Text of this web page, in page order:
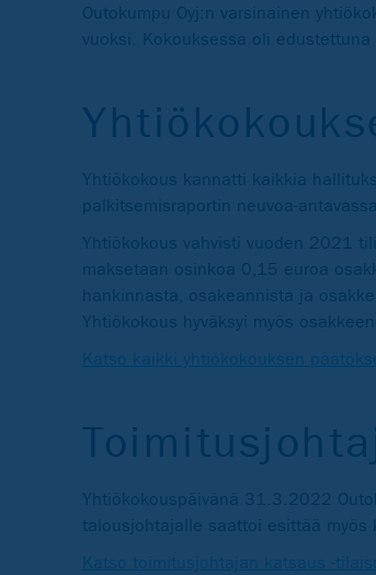
Outokumpu Oyj:n varsinainen
vuoksi. Kokouksessa oli
Yhtiökokous kannatti kaikkia
palkitsemisraportin neuvoa-
Yhtiökokous vahvisti vuoden 2021
maksetaan osinkoa 0,15 euroa
hankinnasta, osakeannista ja
Yhtiökokous hyväksyi myös
Katso kaikki yhtiökokouksen
Yhtiökokouspäivänä 31.3.2022
talousjohtajalle saattoi esittää myös
Katso toimitusjohtajan katsaus -